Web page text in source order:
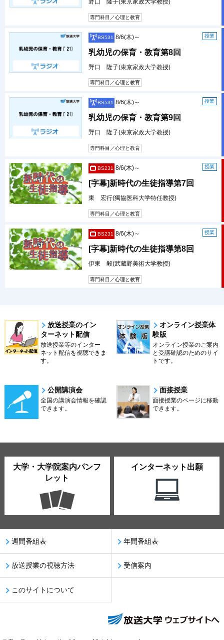
専門科目／心理と教育
BS531 授業
8/6(木)～
乳幼児の保育・教育第8回
野口 隆子(東京家政大学教授)
専門科目／心理と教育
BS531 授業
8/6(木)～
乳幼児の保育・教育第9回
野口 隆子(東京家政大学教授)
専門科目／心理と教育
BS231 授業
8/6(木)～
[字幕]新時代の生徒指導第7回
東 宏行(獨協医科大学特任教授)
専門科目／心理と教育
BS231 授業
8/6(木)～
[字幕]新時代の生徒指導第8回
伊東 毅(武蔵野美術大学教授)
専門科目／心理と教育
放送授業のイン
ターネット配信
放送授業等のインター
ネット配信を視聴できま
す。
オンライン授業体
験版
オンライン授業のご案内
と受講確認のためのサイ
トです。
公開講演会
全国の講演会情報を確認
できます。
面接授業
面接授業のページに移動
できます。
大学・大学院案内パンフ
レット
インターネット出願
週間番組表 年間番組表
放送授業の視聴方法 受信案内
このサイトについて